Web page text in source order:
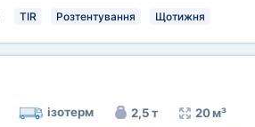
TIR Розтентування Щотижня
ізотерм 2,5 т 20 м³